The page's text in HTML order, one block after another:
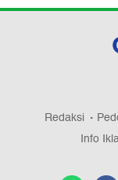
Redaksi
Info